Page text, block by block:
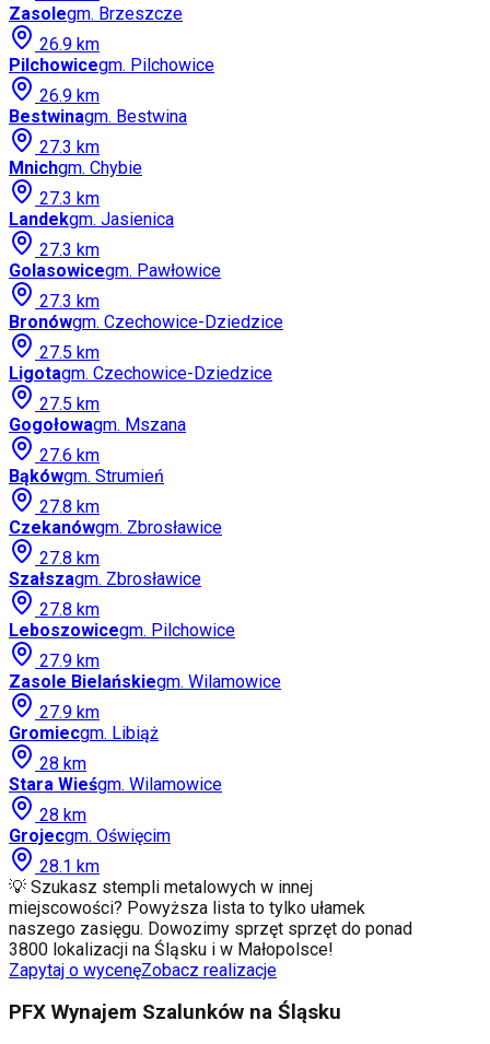
Zasolegm. Brzeszcze
26.9 km
Pilchowicegm. Pilchowice
26.9 km
Bestwinagm. Bestwina
27.3 km
Mnichgm. Chybie
27.3 km
Landekgm. Jasienica
27.3 km
Golasowicegm. Pawłowice
27.3 km
Bronówgm. Czechowice-Dziedzice
27.5 km
Ligotagm. Czechowice-Dziedzice
27.5 km
Gogołowagm. Mszana
27.6 km
Bąkówgm. Strumień
27.8 km
Czekanówgm. Zbrosławice
27.8 km
Szałszagm. Zbrosławice
27.8 km
Leboszowicegm. Pilchowice
27.9 km
Zasole Bielańskiegm. Wilamowice
27.9 km
Gromiecgm. Libiąż
28 km
Stara Wieśgm. Wilamowice
28 km
Grojecgm. Oświęcim
28.1 km
💡 Szukasz stempli metalowych w innej
miejscowości? Powyższa lista to tylko ułamek
naszego zasięgu. Dowozimy sprzęt sprzęt do ponad
3800 lokalizacji na Śląsku i w Małopolsce!
Zapytaj o wycenęZobacz realizacje
PFX Wynajem Szalunków na Śląsku